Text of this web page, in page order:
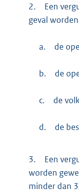
2.
Een
geval
a. de
b. de
c. de
d. de
3.
Een
worden
minder dan